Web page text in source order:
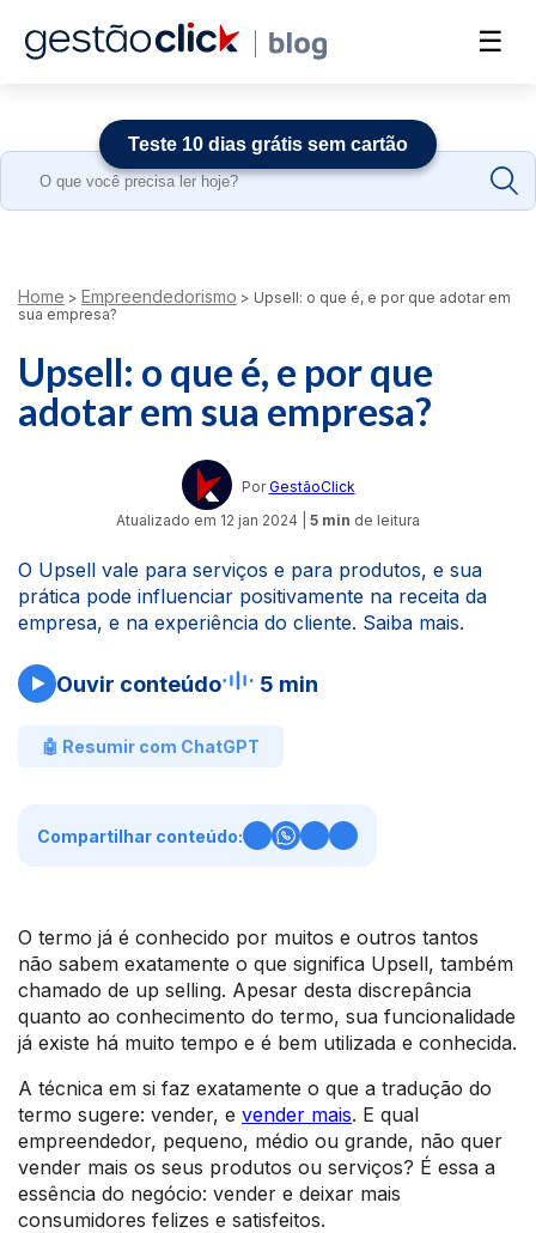
☰
Search
Home > Empreendedorismo > Upsell: o que é, e por que adotar em
sua empresa?
Upsell: o que é, e por que
adotar em sua empresa?
Por GestãoClick
Atualizado em 12 jan 2024 5 min de leitura
O Upsell vale para serviços e para produtos, e sua
prática pode influenciar positivamente na receita da
empresa, e na experiência do cliente. Saiba mais.
Ouvir conteúdo 5 min
🤖 Resumir com ChatGPT
Compartilhar conteúdo:
O termo já é conhecido por muitos e outros tantos
não sabem exatamente o que significa Upsell, também
chamado de up selling. Apesar desta discrepância
quanto ao conhecimento do termo, sua funcionalidade
já existe há muito tempo e é bem utilizada e conhecida.
A técnica em si faz exatamente o que a tradução do
termo sugere: vender, e vender mais. E qual
empreendedor, pequeno, médio ou grande, não quer
vender mais os seus produtos ou serviços? É essa a
essência do negócio: vender e deixar mais
consumidores felizes e satisfeitos.
Teste 10 dias grátis sem cartão